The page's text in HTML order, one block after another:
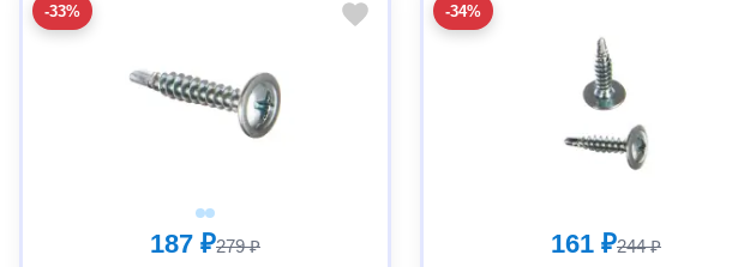
-33%
187 ₽279 ₽
-34%
161 ₽244 ₽